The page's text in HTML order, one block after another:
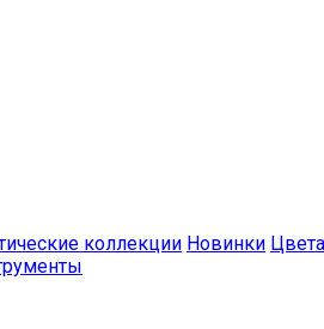
коллекции Новинки Цвета